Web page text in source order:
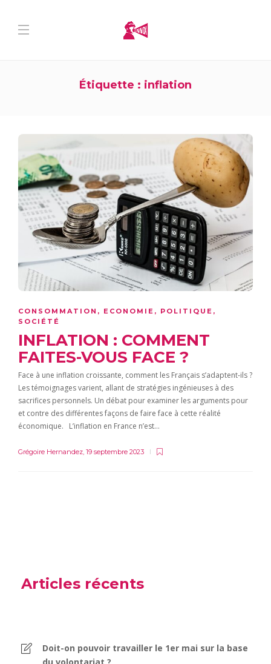
Étiquette : inflation
CONSOMMATION , ECONOMIE , POLITIQUE ,
SOCIÉTÉ
INFLATION : COMMENT
FAITES-VOUS FACE ?
Face à une inflation croissante, comment les Français s’adaptent-ils ?
Les témoignages varient, allant de stratégies ingénieuses à des
sacrifices personnels. Un débat pour examiner les arguments pour
et contre des différentes façons de faire face à cette réalité
économique. L’inflation en France n’est…
Grégoire Hernandez 19 septembre 2023
Articles récents
Doit-on pouvoir travailler le 1er mai sur la base
du volontariat ?